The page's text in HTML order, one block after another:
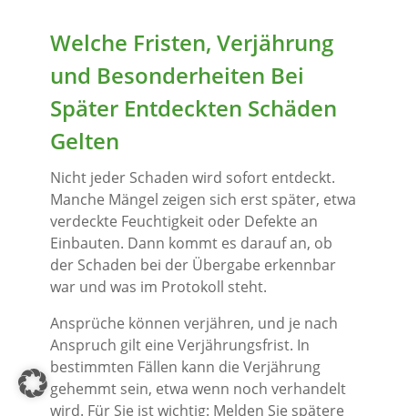
Welche Fristen, Verjährung
und Besonderheiten Bei
Später Entdeckten Schäden
Gelten
Nicht jeder Schaden wird sofort entdeckt.
Manche Mängel zeigen sich erst später, etwa
verdeckte Feuchtigkeit oder Defekte an
Einbauten. Dann kommt es darauf an, ob
der Schaden bei der Übergabe erkennbar
war und was im Protokoll steht.
Ansprüche können verjähren, und je nach
Anspruch gilt eine Verjährungsfrist. In
bestimmten Fällen kann die Verjährung
gehemmt sein, etwa wenn noch verhandelt
wird. Für Sie ist wichtig: Melden Sie spätere